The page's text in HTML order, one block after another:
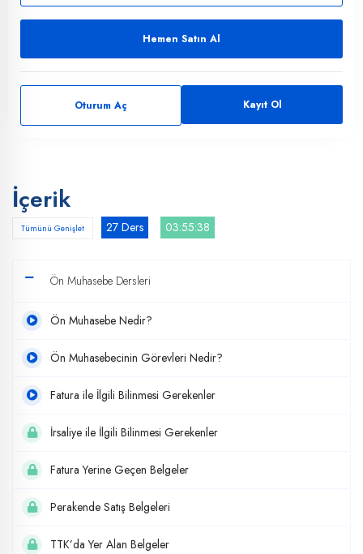
Hemen Satın Al
Oturum Aç Kayıt Ol
İçerik
Tümünü Genişlet 27 Ders 03:55:38
Ön Muhasebe Dersleri
Ön Muhasebe Nedir?
Ön Muhasebecinin Görevleri Nedir?
Fatura ile İlgili Bilinmesi Gerekenler
İrsaliye ile İlgili Bilinmesi Gerekenler
Fatura Yerine Geçen Belgeler
Perakende Satış Belgeleri
TTK’da Yer Alan Belgeler